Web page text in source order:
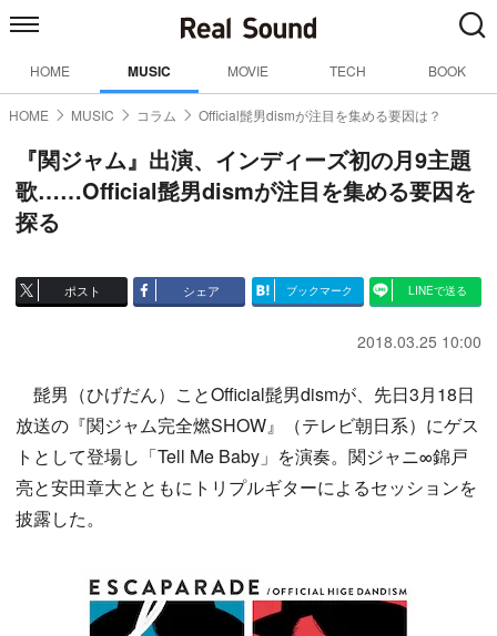
HOME MUSIC MOVIE TECH BOOK
HOME MUSIC コラム Official髭男dismが注目を集める要因は？
『関ジャム』出演、インディーズ初の月9主題
歌……Official髭男dismが注目を集める要因を
探る
ポスト シェア ブックマーク LINEで送る
2018.03.25 10:00
髭男（ひげだん）ことOfficial髭男dismが、先日3月18日
放送の『関ジャム完全燃SHOW』（テレビ朝日系）にゲス
トとして登場し「Tell Me Baby」を演奏。関ジャニ∞錦戸
亮と安田章大とともにトリプルギターによるセッションを
披露した。